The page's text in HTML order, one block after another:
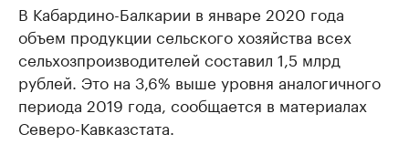
В Кабардино-Балкарии в январе 2020 года
объем продукции сельского хозяйства всех
сельхозпроизводителей составил 1,5 млрд
рублей. Это на 3,6% выше уровня аналогичного
периода 2019 года, сообщается в материалах
Северо-Кавказстата.